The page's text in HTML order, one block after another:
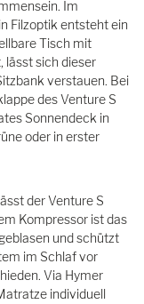
Im
Filzoptik entsteht ein
Tisch mit
lässt sich dieser
verstauen. Bei
des Venture S
Sonnendeck in
oder in erster
der Venture S
Kompressor ist das
und schützt
im Schlaf vor
Via Hymer
individuell